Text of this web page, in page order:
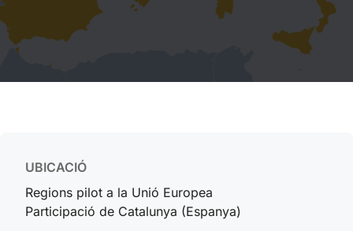
UBICACIÓ
Regions pilot a la Unió Europea
Participació de Catalunya (Espanya)